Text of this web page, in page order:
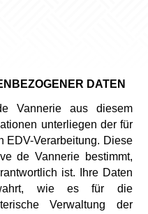
DATEN
Vannerie aus diesem
unterliegen der für
EDV-Verarbeitung. Diese
de Vannerie bestimmt,
ist. Ihre Daten
wie es für die
Verwaltung der